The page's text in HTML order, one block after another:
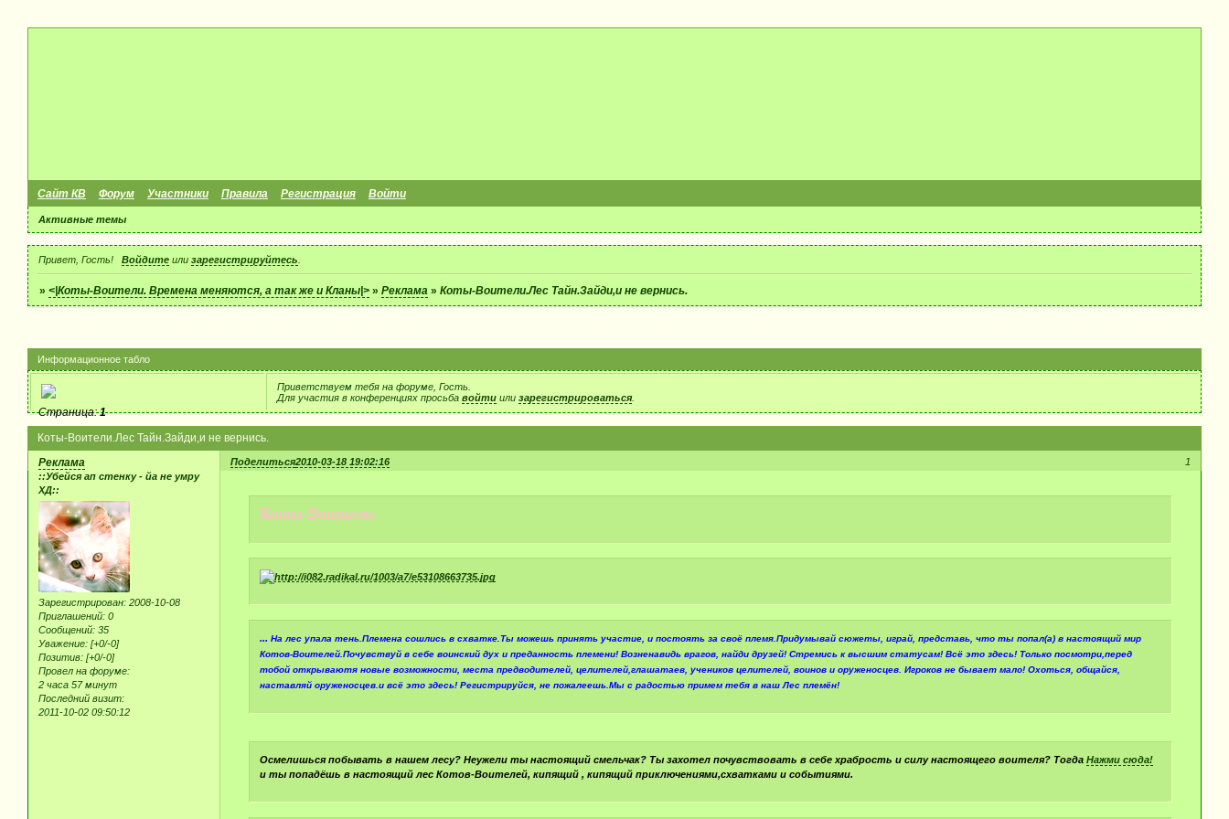
Сайт КВ Форум Участники Правила Регистрация Войти
Активные темы
Привет, Гость! Войдитеили зарегистрируйтесь
»<|Коты-Воители. Времена меняются, а так же и Кланы|> »Реклама »Коты-Воители.Лес Тайн.Зайди,и не вернись.
Информационное табло
Приветствуем тебя на форуме, Гость.
Для участия в конференциях просьба войти или зарегистрироваться.
Коты-Воители.Лес Тайн.Зайди,и не вернись.
Страница:1
Поделиться 1
2010-03-18 19:02:16
Реклама
::Убейся ап стенку - йа не умру
ХД::
Зарегистрирован: 2008-10-08
Приглашений: 0
Сообщений: 35
Уважение: [+0/-0]
Позитив: [+0/-0]
Провел на форуме:
2 часа 57 минут
Последний визит:
2011-10-02 09:50:12
Коты-Воители.
... На лес упала тень.Племена сошлись в схватке.Ты можешь принять участие, и постоять за своё племя.Придумывай сюжеты, играй, представь, что ты попал(а) в настоящий мир
Котов-Воителей.Почувствуй в себе воинский дух и преданность племени! Возненавидь врагов, найди друзей! Стремись к высшим статусам! Всё это здесь! Только посмотри,перед
тобой открываютя новые возможности, места предводителей, целителей,глашатаев, учеников целителей, воинов и оруженосцев. Игроков не бывает мало! Охоться, общайся,
наставляй оруженосцев.и всё это здесь! Регистрируйся, не пожалеешь.Мы с радостью примем тебя в наш Лес племён!
Осмелишься побывать в нашем лесу? Неужели ты настоящий смельчак? Ты захотел почувствовать в себе храбрость и силу настоящего воителя? Тогда Нажми сюда!
и ты попадёшь в настоящий лес Котов-Воителей, кипящий , кипящий приключениями,схватками и событиями.